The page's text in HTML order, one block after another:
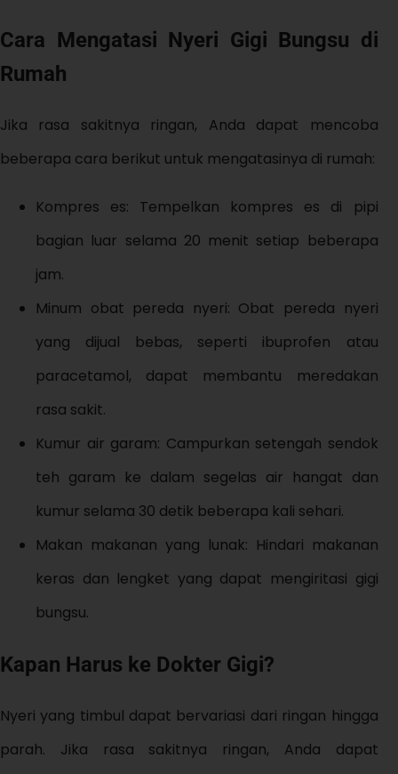
Cara Mengatasi Nyeri Gigi Bungsu di
Rumah
Jika rasa sakitnya ringan, Anda dapat mencoba
beberapa cara berikut untuk mengatasinya di rumah:
Kompres es: Tempelkan kompres es di pipi
bagian luar selama 20 menit setiap beberapa
jam.
Minum obat pereda nyeri: Obat pereda nyeri
yang dijual bebas, seperti ibuprofen atau
paracetamol, dapat membantu meredakan
rasa sakit.
Kumur air garam: Campurkan setengah sendok
teh garam ke dalam segelas air hangat dan
kumur selama 30 detik beberapa kali sehari.
Makan makanan yang lunak: Hindari makanan
keras dan lengket yang dapat mengiritasi gigi
bungsu.
Kapan Harus ke Dokter Gigi?
Nyeri yang timbul dapat bervariasi dari ringan hingga
parah. Jika rasa sakitnya ringan, Anda dapat